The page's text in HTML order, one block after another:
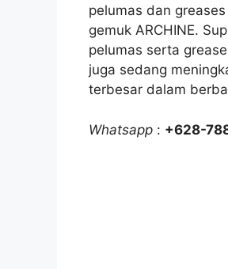
pelumas dan
gemuk ARCHINE.
pelumas serta
juga sedang
terbesar dalam
Whatsapp : +628-